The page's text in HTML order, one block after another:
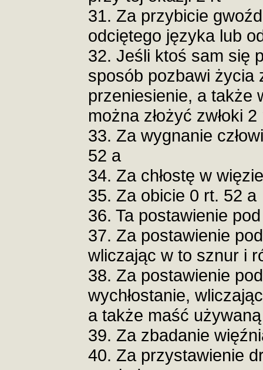
31. Za przybicie
odciętego języka lub
32. Jeśli ktoś sam się
sposób pozbawi życia
przeniesienie, a także
można złożyć zwłoki 2
33. Za wygnanie
52 a
34. Za chłostę w
35. Za obicie 0 rt. 52 a
36. Ta postawienie
37. Za postawienie
wliczając w to sznur i
38. Za postawienie
wychłostanie,
a także maść
39. Za zbadanie
40. Za przystawienie